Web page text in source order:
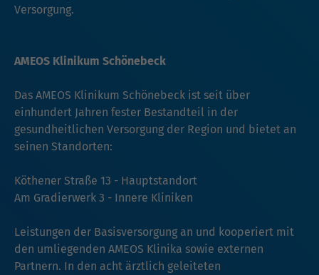
Versorgung.
AMEOS Klinikum Schönebeck
Das AMEOS Klinikum Schönebeck ist seit über
einhundert Jahren fester Bestandteil in der
gesundheitlichen Versorgung der Region und bietet an
seinen Standorten:
Köthener Straße 13 - Hauptstandort
Am Gradierwerk 3 - Innere Kliniken
Leistungen der Basisversorgung an und kooperiert mit
den umliegenden AMEOS Klinika sowie externen
Partnern. In den acht ärztlich geleiteten